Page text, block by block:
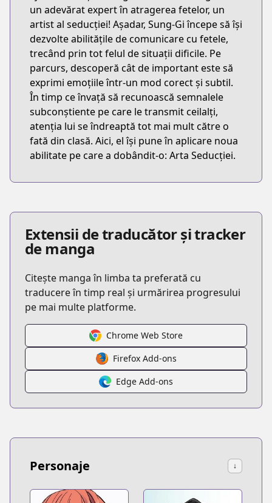
un adevărat expert în atragerea fetelor, un
artist al seducției! Așadar, Sung-Gi începe să își
dezvolte abilitățile de comunicare cu fetele,
trecând prin tot felul de situații dificile. Pe
parcurs, descoperă cât de important este să
exprimi emoțiile într-un mod corect și subtil.
În timp ce învață să recunoască semnalele
subconștiente pe care le transmit ceilalți,
atenția lui se îndreaptă tot mai mult către o
fată din clasă. Aici, el își pune în aplicare noua
abilitate pe care a dobândit-o: Arta Seducției.
Extensii de traducător și tracker
de manga
Citește manga în limba ta preferată cu
traducere în timp real și urmărirea progresului
pe mai multe platforme.
Chrome Web Store
Firefox Add-ons
Edge Add-ons
Personaje ↓